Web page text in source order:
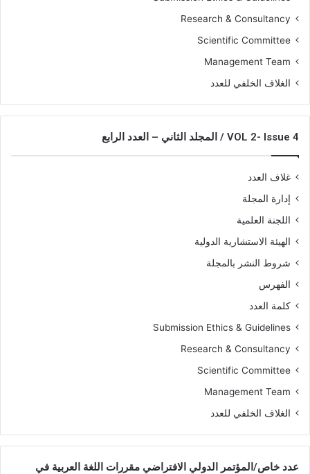
Research & Consultancy
Scientific Committee
Management Team
الغلاف الخلفي للعدد
VOL 2- Issue 4 / المجلد الثاني – العدد الرابع
غلاف العدد
إدارة المجلة
اللجنة العلمية
الهيئة الاستشارية الدولية
شروط النشر بالمجلة
الفهرس
كلمة العدد
Submission Ethics & Guidelines
Research & Consultancy
Scientific Committee
Management Team
الغلاف الخلفي للعدد
عدد خاص/المؤتمر الدولي الافتراضي مقررات اللغة العربية في